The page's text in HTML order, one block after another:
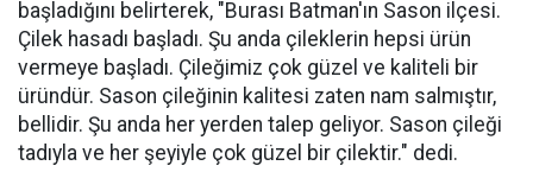
başladığını belirterek, "Burası Batman'ın Sason ilçesi.
Çilek hasadı başladı. Şu anda çileklerin hepsi ürün
vermeye başladı. Çileğimiz çok güzel ve kaliteli bir
üründür. Sason çileğinin kalitesi zaten nam salmıştır,
bellidir. Şu anda her yerden talep geliyor. Sason çileği
tadıyla ve her şeyiyle çok güzel bir çilektir." dedi.